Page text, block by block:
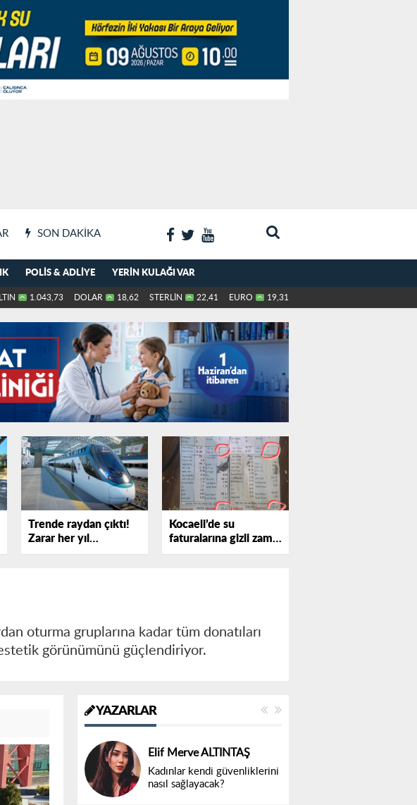
SON DAKIKA
POLIS & ADLIYE YERIN KULAĞI VAR
1.043,73 DOLAR 18,62 STERLİN 22,41 EURO 19,31
Trende raydan çıktı!
Zarar her yıl
katlanıyor
Kocaeli’de su
faturalarına gizli zam
iddiası
oturma gruplarına kadar tüm donatıları
görünümünü güçlendiriyor.
YAZARLAR
Elif Merve ALTINTAŞ
Kadınlar kendi güvenliklerini
nasıl sağlayacak?